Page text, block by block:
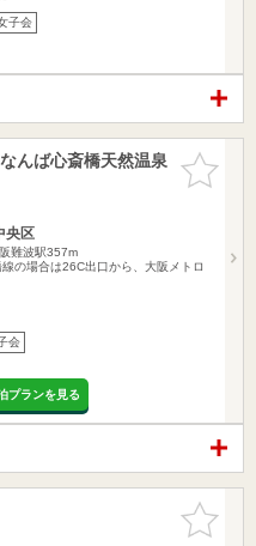
子会
お気に入
りに追加
んば心斎橋天然温泉
央区
難波駅357m
の場合は26C出口から、大阪メトロ
会
プランを見る
お気に入
りに追加